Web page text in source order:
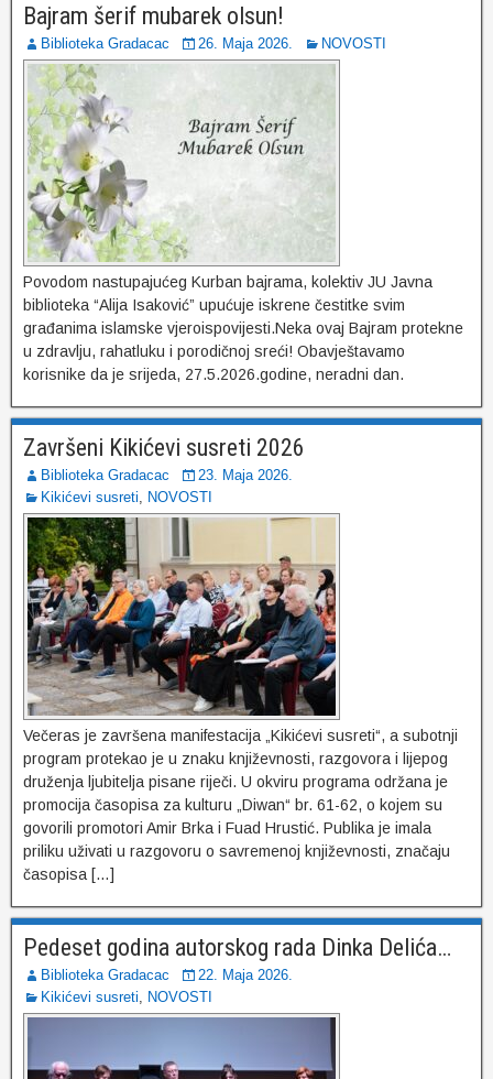
Bajram šerif mubarek olsun!
Biblioteka Gradacac 26. Maja 2026. NOVOSTI
Povodom nastupajućeg Kurban bajrama, kolektiv JU Javna
biblioteka “Alija Isaković” upućuje iskrene čestitke svim
građanima islamske vjeroispovijesti.Neka ovaj Bajram protekne
u zdravlju, rahatluku i porodičnoj sreći! Obavještavamo
korisnike da je srijeda, 27.5.2026.godine, neradni dan.
Završeni Kikićevi susreti 2026
Biblioteka Gradacac
23. Maja 2026.
Kikićevi susreti, NOVOSTI
Večeras je završena manifestacija „Kikićevi susreti“, a subotnji
program protekao je u znaku književnosti, razgovora i lijepog
druženja ljubitelja pisane riječi. U okviru programa održana je
promocija časopisa za kulturu „Diwan“ br. 61-62, o kojem su
govorili promotori Amir Brka i Fuad Hrustić. Publika je imala
priliku uživati u razgovoru o savremenoj književnosti, značaju
časopisa […]
Pedeset godina autorskog rada Dinka Delića…
Biblioteka Gradacac
22. Maja 2026.
Kikićevi susreti, NOVOSTI